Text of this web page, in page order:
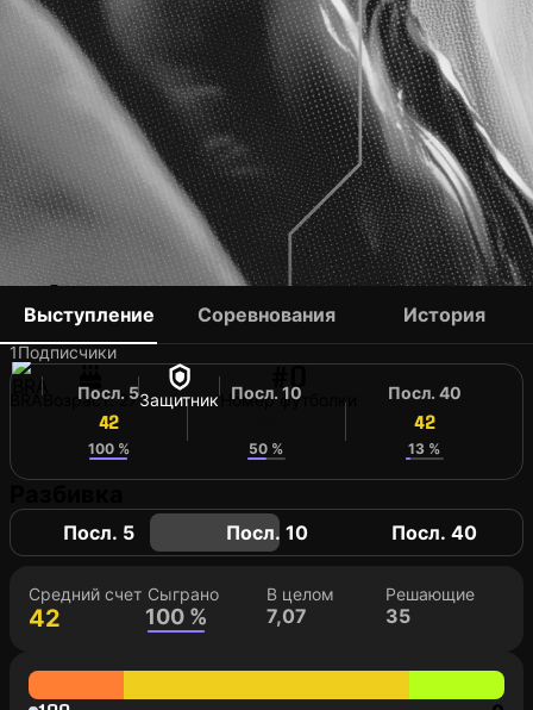
LÉO BOLGADO
1Подписчики
Возраст: 27Защитник Номер футболки
Выступление Соревнования История
Посл. 5
42
100 %
Посл. 10
50 %
Посл. 40
42
13 %
Посл. 5 Посл. 10 Посл. 40
Средний счет
42
Сыграно
100 %
В целом
7,07
Решающие
35